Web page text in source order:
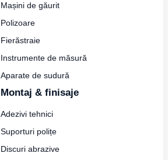
Mașini de găurit
Polizoare
Fierăstraie
Instrumente de măsură
Aparate de sudură
Montaj & finisaje
Adezivi tehnici
Suporturi polițe
Discuri abrazive